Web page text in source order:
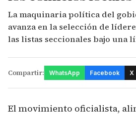
La maquinaria política del
avanza en la selección de
las listas seccionales bajo una
Compartir: WhatsApp Facebook X
El movimiento oficialista,